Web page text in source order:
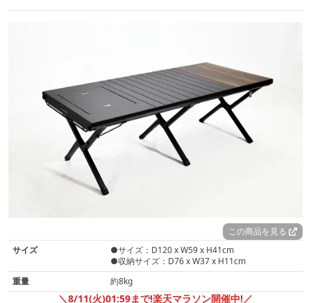
この商品を見る
サイズ
●サイズ：D120 x W59 x H41cm
●収納サイズ：D76 x W37 x H11cm
重量
約8kg
＼8/11(火)01:59まで!楽天マラソン開催中!／